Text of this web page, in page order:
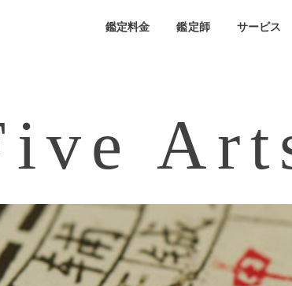
鑑定料金 鑑定師 サービス